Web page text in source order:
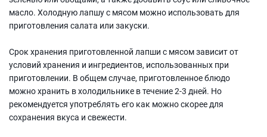
масло. Холодную лапшу с мясом можно использовать для
приготовления салата или закуски.
Срок хранения приготовленной лапши с мясом зависит от
условий хранения и ингредиентов, использованных при
приготовлении. В общем случае, приготовленное блюдо
можно хранить в холодильнике в течение 2-3 дней. Но
рекомендуется употреблять его как можно скорее для
сохранения вкуса и свежести.